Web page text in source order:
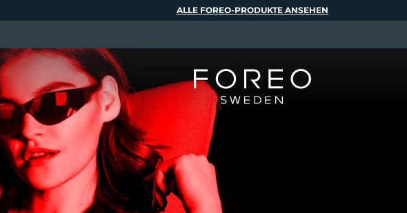
ALLE FOREO-PRODUKTE ANSEHEN